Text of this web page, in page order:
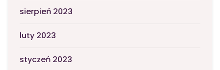
sierpień 2023
luty 2023
styczeń 2023